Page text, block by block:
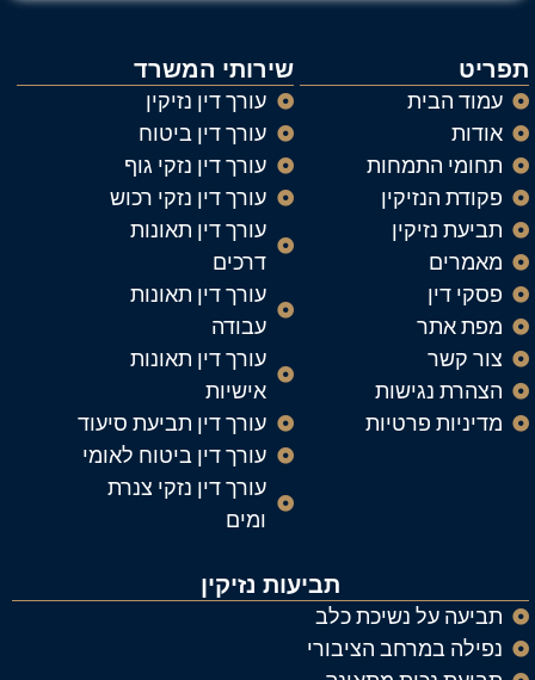
תפריט
עמוד הבית
אודות
תחומי התמחות
פקודת הנזיקין
תביעת נזיקין
מאמרים
פסקי דין
מפת אתר
צור קשר
הצהרת נגישות
מדיניות פרטיות
שירותי המשרד
עורך דין נזיקין
עורך דין ביטוח
עורך דין נזקי גוף
עורך דין נזקי רכוש
עורך דין תאונות
דרכים
עורך דין תאונות
עבודה
עורך דין תאונות
אישיות
עורך דין תביעת סיעוד
עורך דין ביטוח לאומי
עורך דין נזקי צנרת
ומים
תביעות נזיקין
תביעה על נשיכת כלב
נפילה במרחב הציבורי